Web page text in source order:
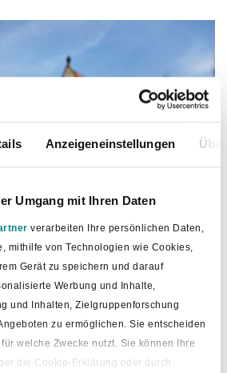
Anzeigeneinstellungen
Umgang mit Ihren Daten
verarbeiten Ihre persönlichen Daten,
mithilfe von Technologien wie Cookies,
Gerät zu speichern und darauf
Werbung und Inhalte,
und Inhalten, Zielgruppenforschung
zu ermöglichen. Sie entscheiden
welche Zwecke nutzt. Sie können Ihre
die Cookie-Erklärung oder durch
Bild vergrößern
Ortsführungen